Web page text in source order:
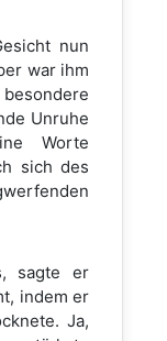
nun
war ihm
Unruhe
Worte
sich des
sagte er
indem er
Ja,